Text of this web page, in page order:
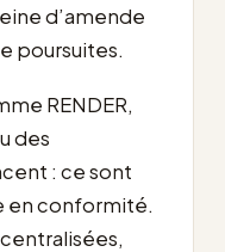
d’amende
poursuites.
RENDER,
des
: ce sont
en conformité.